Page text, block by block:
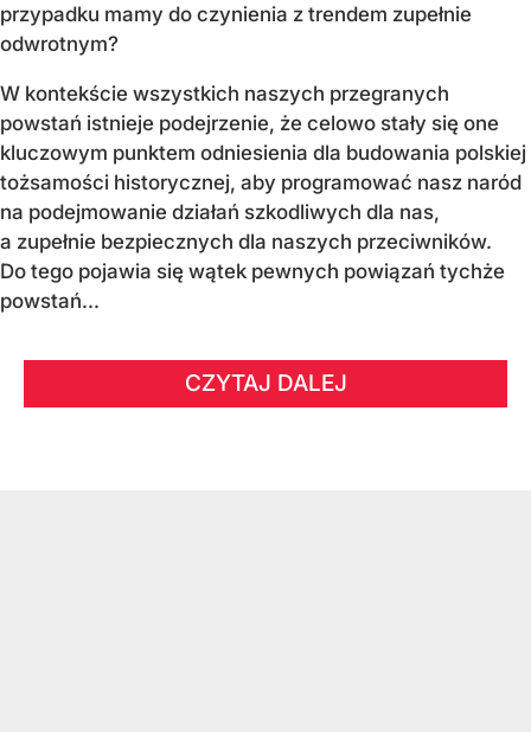
przypadku mamy do czynienia z trendem zupełnie
odwrotnym?
W kontekście wszystkich naszych przegranych
powstań istnieje podejrzenie, że celowo stały się one
kluczowym punktem odniesienia dla budowania polskiej
tożsamości historycznej, aby programować nasz naród
na podejmowanie działań szkodliwych dla nas,
a zupełnie bezpiecznych dla naszych przeciwników.
Do tego pojawia się wątek pewnych powiązań tychże
powstań...
CZYTAJ DALEJ